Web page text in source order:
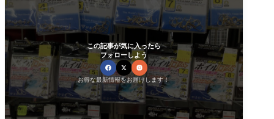
この記事が気に入ったら
フォローしよう
お得な最新情報をお届けします！